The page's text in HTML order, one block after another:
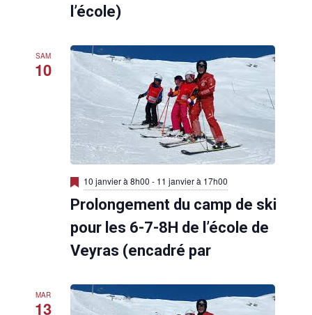
v
a
l’école)
SAM
10
M
i
s
e
n
a
v
a
10 janvier à 8h00 - 11 janvier à 17h00
Prolongement du camp de ski
pour les 6-7-8H de l’école de
Veyras (encadré par
MAR
13